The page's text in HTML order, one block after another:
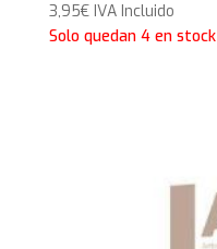
3,95€ IVA Incluido
Solo quedan 4 en stock